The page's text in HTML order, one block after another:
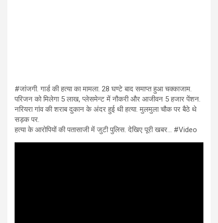
#जांजगी. गार्ड की हत्या का मामला. 28 घण्टे बाद समाप्त हुआ चक्काजाम.
परिजन को मिलेगा 5 लाख, प्लेसमेन्ट में नौकरी और आजीवन 5 हजार पेंशन.
नरियरा गांव की शराब दुकान के अंदर हुई थी हत्या. मुलमुला चौक पर बैठे थे
सड़क पर.
हत्या के आरोपियों की पतासाजी में जुटी पुलिस. देखिए पूरी खबर… #Video